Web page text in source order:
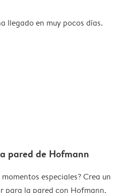
llegado en muy pocos días.
pagination
pared de Hofmann
especiales? Crea un
para la pared con Hofmann.